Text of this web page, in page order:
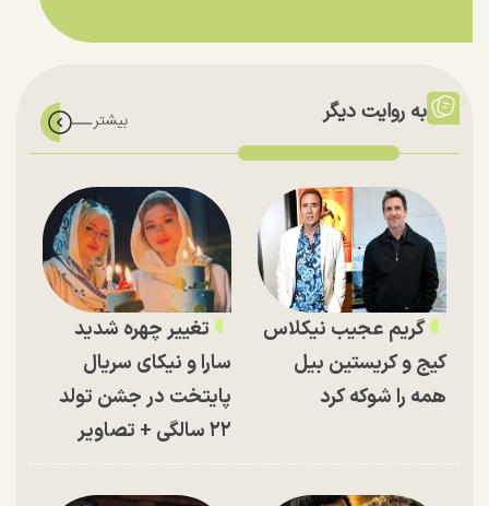
به روایت دیگر
گریم عجیب نیکلاس
کیج و کریستین بیل
همه را شوکه کرد
تغییر چهره شدید
سارا و نیکای سریال
پایتخت در جشن تولد
۲۲ سالگی + تصاویر